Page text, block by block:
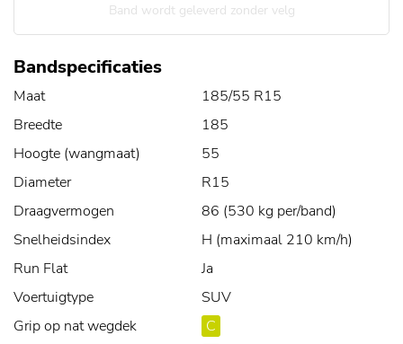
Band wordt geleverd zonder velg
Bandspecificaties
Maat
185/55 R15
Breedte
185
Hoogte (wangmaat)
55
Diameter
R15
Draagvermogen
86 (530 kg per/band)
Snelheidsindex
H (maximaal 210 km/h)
Run Flat
Ja
Voertuigtype
SUV
Grip op nat wegdek
C